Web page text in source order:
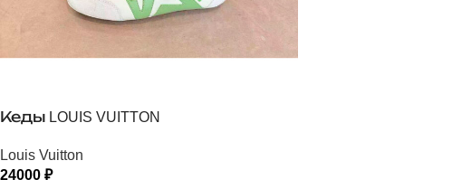
Кеды LOUIS VUITTON
Louis Vuitton
24000 ₽